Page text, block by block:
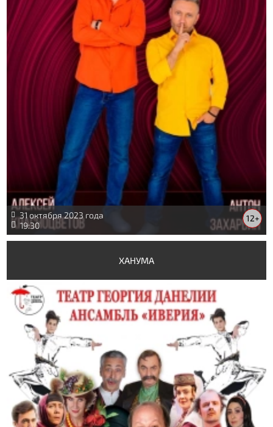
31 октября 2023 года
19:30
12+
ХАНУМА